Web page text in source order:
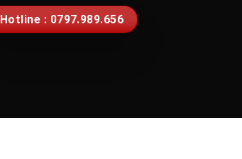
Hotline : 0797.989.656